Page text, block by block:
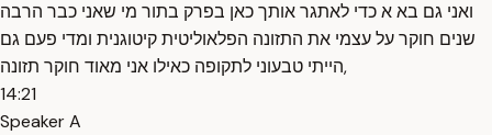
ואני גם בא א כדי לאתגר אותך כאן בפרק בתור מי שאני כבר הרבה
שנים חוקר על עצמי את התזונה הפלאוליטית קיטוגנית ומדי פעם גם
הייתי טבעוני לתקופה כאילו אני מאוד חוקר תזונה,
14:21
Speaker A